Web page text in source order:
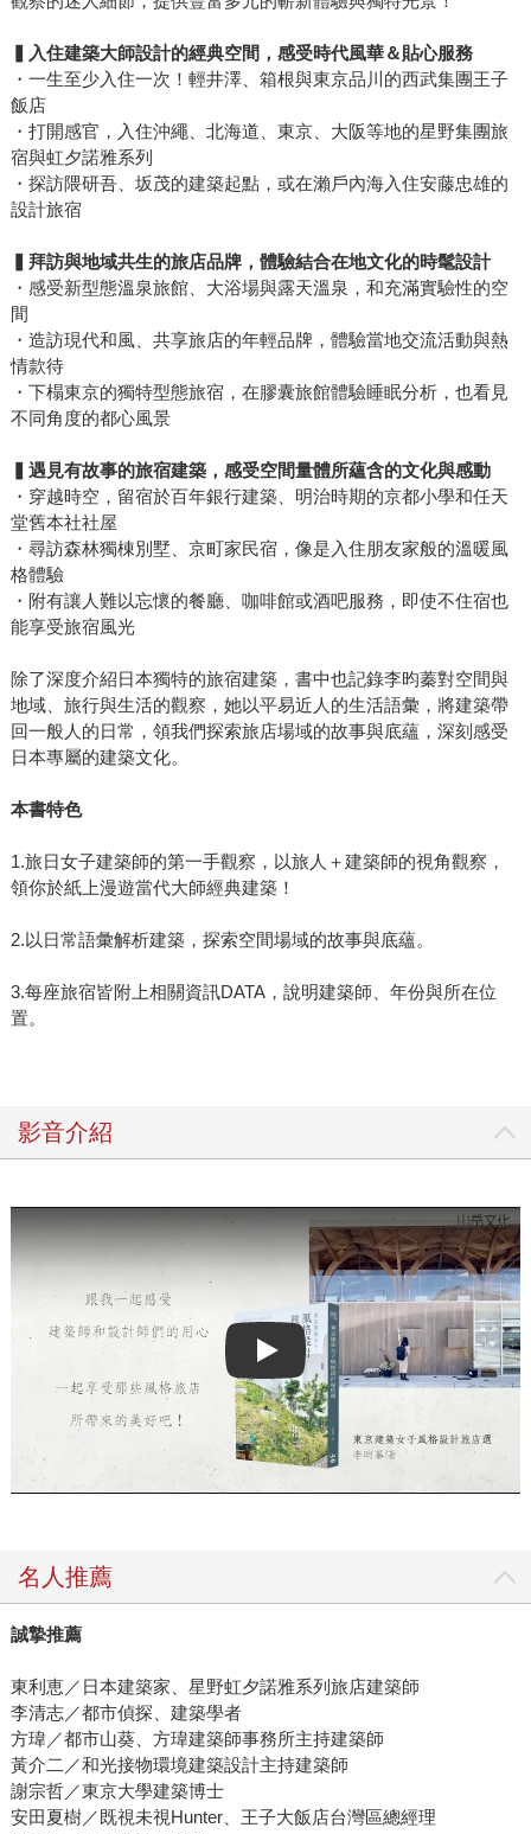
入住建築大師設計的經典空間，感受時代風華＆貼心服務
・一生至少入住一次！輕井澤、箱根與東京品川的西武集團王子
飯店
・打開感官，入住沖繩、北海道、東京、大阪等地的星野集團旅
宿與虹夕諾雅系列
・探訪隈研吾、坂茂的建築起點，或在瀨戶內海入住安藤忠雄的
設計旅宿
拜訪與地域共生的旅店品牌，體驗結合在地文化的時髦設計
・感受新型態溫泉旅館、大浴場與露天溫泉，和充滿實驗性的空
間
・造訪現代和風、共享旅店的年輕品牌，體驗當地交流活動與熱
情款待
・下榻東京的獨特型態旅宿，在膠囊旅館體驗睡眠分析，也看見
不同角度的都心風景
遇見有故事的旅宿建築，感受空間量體所蘊含的文化與感動
・穿越時空，留宿於百年銀行建築、明治時期的京都小學和任天
堂舊本社社屋
・尋訪森林獨棟別墅、京町家民宿，像是入住朋友家般的溫暖風
格體驗
・附有讓人難以忘懷的餐廳、咖啡館或酒吧服務，即使不住宿也
能享受旅宿風光
除了深度介紹日本獨特的旅宿建築，書中也記錄李昀蓁對空間與
地域、旅行與生活的觀察，她以平易近人的生活語彙，將建築帶
回一般人的日常，領我們探索旅店場域的故事與底蘊，深刻感受
日本專屬的建築文化。
本書特色
1.旅日女子建築師的第一手觀察，以旅人＋建築師的視角觀察，
領你於紙上漫遊當代大師經典建築！
2.以日常語彙解析建築，探索空間場域的故事與底蘊。
3.每座旅宿皆附上相關資訊DATA，說明建築師、年份與所在位
置。
影音介紹
Play video
名人推薦
誠摯推薦
東利恵／日本建築家、星野虹夕諾雅系列旅店建築師
李清志／都市偵探、建築學者
方瑋／都市山葵、方瑋建築師事務所主持建築師
黃介二／和光接物環境建築設計主持建築師
謝宗哲／東京大學建築博士
安田夏樹／既視未視Hunter、王子大飯店台灣區總經理